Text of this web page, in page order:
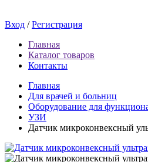
Вход /Регистрация
Главная
Каталог товаров
Контакты
Главная
Для врачей и больниц
Оборудование для
УЗИ
Датчик микроконвексный